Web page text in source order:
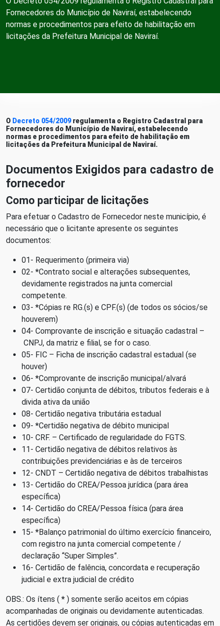
Fornecedores do Município de Naviraí, estabelecendo
normas e procedimentos para efeito de habilitação em
licitações da Prefeitura Municipal de Naviraí.
O Decreto 054/2009 regulamenta o Registro Cadastral para
Fornecedores do Município de Naviraí, estabelecendo
normas e procedimentos para efeito de habilitação em
licitações da Prefeitura Municipal de Naviraí.
Documentos Exigidos para cadastro de
fornecedor
Como participar de licitações
Para efetuar o Cadastro de Fornecedor neste município, é
necessário que o licitante apresente os seguintes
documentos:
01- Requerimento (primeira via)
02- *Contrato social e alterações subsequentes,
devidamente registrados na junta comercial
competente.
03- *Cópias re RG.(s) e CPF.(s) (de todos os sócios/se
houverem)
04- Comprovante de inscrição e situação cadastral –
CNPJ, da matriz e filial, se for o caso.
05- FIC – Ficha de inscrição cadastral estadual (se
houver)
06- *Comprovante de inscrição municipal/alvará
07- Certidão conjunta de débitos, tributos federais e à
divida ativa da união
08- Certidão negativa tributária estadual
09- *Certidão negativa de débito municipal
10- CRF. – Certificado de regularidade do FGTS.
11- Certidão negativa de débitos relativos às
contribuições previdenciárias e às de terceiros
12- CNDT – Certidão negativa de débitos trabalhistas
13- Certidão do CREA/Pessoa jurídica (para área
específica)
14- Certidão do CREA/Pessoa física (para área
específica)
15- *Balanço patrimonial do último exercício financeiro,
com registro na junta comercial competente /
declaração “Super Simples”.
16- Certidão de falência, concordata e recuperação
judicial e extra judicial de crédito
OBS.: Os ítens ( * ) somente serão aceitos em cópias
acompanhadas de originais ou devidamente autenticadas.
As certidões devem ser originais, ou cópias autenticadas em